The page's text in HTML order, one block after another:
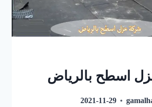
اسطح بالرياض
2021-11-29